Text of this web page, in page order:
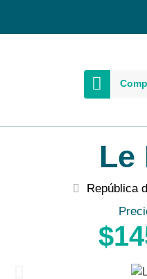
Le
República